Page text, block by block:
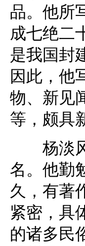
品。他所
成七绝二
是我国封
因此，他
物、新见
等，颇具
杨淡风
名。他勤
久，有著
紧密，具
的诸多民